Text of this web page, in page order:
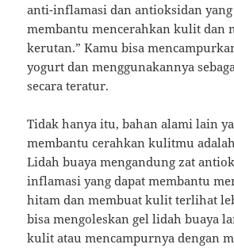
anti-inflamasi dan antioksidan yang
membantu mencerahkan kulit dan
kerutan.” Kamu bisa
yogurt dan menggunakannya
secara teratur.
Tidak hanya itu, bahan alami lain
membantu cerahkan kulitmu
Lidah buaya mengandung zat
inflamasi yang dapat membantu
hitam dan membuat kulit terlihat
bisa mengoleskan gel lidah buaya
kulit atau mencampurnya dengan